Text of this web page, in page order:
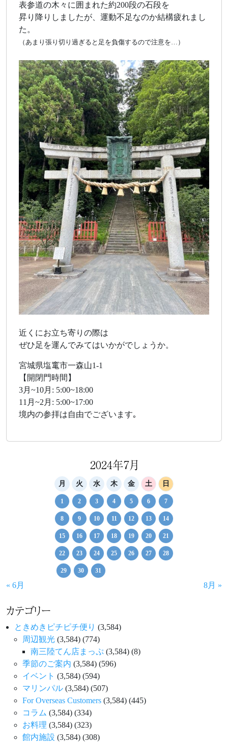
表参道の木々に囲まれた約200段の石段を
昇り降りしましたが、運動不足なのか結構疲れまし
た。
（あまり張り切り過ぎると足を負傷するので注意を…）
近くにお立ち寄りの際は
ぜひ足を運んでみてはいかがでしょうか。
宮城県塩竃市一森山1-1
【開閉門時間】
3月~10月: 5:00~18:00
11月~2月: 5:00~17:00
境内の参拝は自由でございます｡
2024年7月
月 火 水 木 金 土 日
1 2 3 4 5 6 7
8 9 10 11 12 13 14
15 16 17 18 19 20 21
22 23 24 25 26 27 28
29 30 31
« 6月 8月 »
カテゴリー
ときめきピチピチ便り (3,584)
周辺観光 (3,584) (774)
南三陸てん店まっぷ (3,584) (8)
季節のご案内 (3,584) (596)
イベント (3,584) (594)
マリンパル (3,584) (507)
For Overseas Customers (3,584) (445)
コラム (3,584) (334)
お料理 (3,584) (323)
館内施設 (3,584) (308)